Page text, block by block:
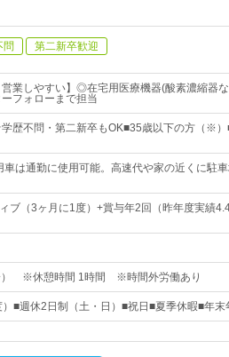
問 第二新卒歓迎
営業しやすい】◎在宅用医療機器(酸素濃縮器
フォローまで担当
歴不問・第二新卒もOK■35歳以下の方（※
は通勤に使用可能。高速代や家の近くに駐
ブ（3ヶ月に1度）+賞与年2回（昨年度実績
） ※休憩時間 1時間 ※時間外労働あり
■週休2日制（土・日）■祝日■夏季休暇■年